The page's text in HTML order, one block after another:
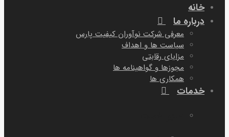
خانه
درباره ما
معرفی شرکت نوآوران کیفیت پارس
سیاست ها و اهداف
مزایای رقابتی
مجوزها و گواهینامه ها
همکاری ها
خدمات